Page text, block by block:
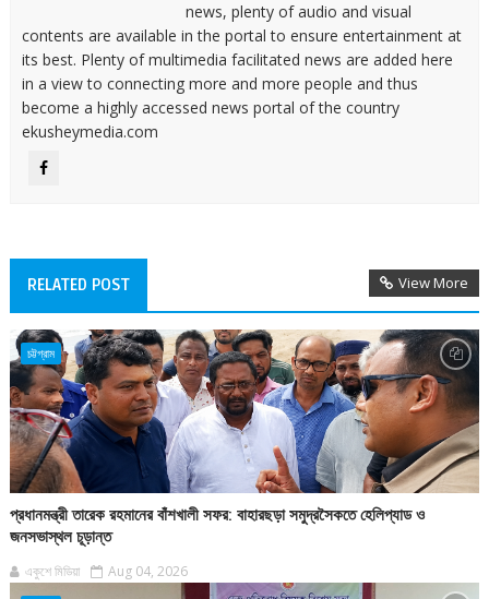
news, plenty of audio and visual
contents are available in the portal to ensure entertainment at
its best. Plenty of multimedia facilitated news are added here
in a view to connecting more and more people and thus
become a highly accessed news portal of the country
ekusheymedia.com
RELATED POST View More
চট্টগ্রাম
প্রধানমন্ত্রী তারেক রহমানের বাঁশখালী সফর: বাহারছড়া সমুদ্রসৈকতে হেলিপ্যাড ও
জনসভাস্থল চূড়ান্ত
একুশে মিডিয়া Aug 04, 2026